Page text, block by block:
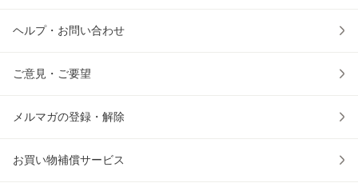
ヘルプ・お問い合わせ
ご意見・ご要望
メルマガの登録・解除
お買い物補償サービス